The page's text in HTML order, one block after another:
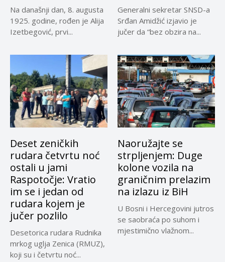
Na današnji dan, 8. augusta
1925. godine, rođen je Alija
Izetbegović, prvi...
Generalni sekretar SNSD-a
Srđan Amidžić izjavio je
jučer da “bez obzira na...
Deset zeničkih
rudara četvrtu noć
ostali u jami
Raspotočje: Vratio
im se i jedan od
rudara kojem je
jučer pozlilo
Desetorica rudara Rudnika
mrkog uglja Zenica (RMUZ),
koji su i četvrtu noć...
Naoružajte se
strpljenjem: Duge
kolone vozila na
graničnim prelazim
na izlazu iz BiH
U Bosni i Hercegovini jutros
se saobraća po suhom i
mjestimično vlažnom...